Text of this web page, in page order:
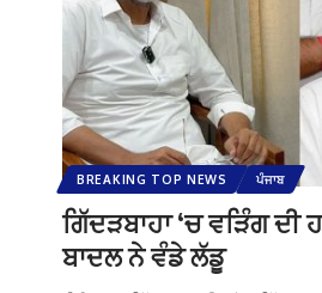
BREAKING TOP NEWS ਪੰਜਾਬ
ਗਿੱਦੜਬਾਹਾ ‘ਚ ਵੜਿੰਗ ਦੀ
ਬਾਦਲ ਨੇ ਵੰਡੇ ਲੱਡੂ